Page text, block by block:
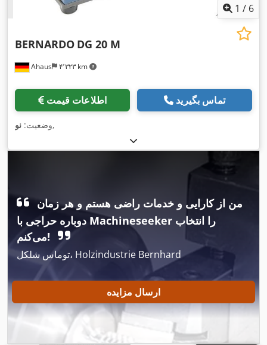
1 / 6
Ahaus ۴٬۳۲۳ km
BERNARDO DG 20 M
اطلاعات قیمت تماس بگیرید
وضعیت: نو ,
من از کارایی و خدمات راضی هستم و هر زمان
دوباره حراجی با Machineseeker را انتخاب
می‌کنم!
توماس شلکل، Holzindustrie Bernhard
ارسال مزایده